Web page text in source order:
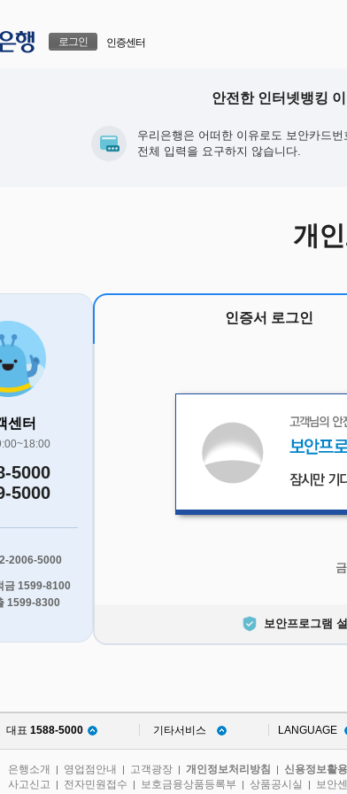
로그인 인증센터
안전한 인터넷뱅킹
우리은행은 어떠한 이유로도 보안카드번
전체 입력을 요구하지 않습니다.
개
센터
5000
5000
2006-5000
금 1599-8100
1599-8300
인증서 로그인
우리WON인증서
보안프로그램
대표 1588-5000 기타서비스 LANGUAGE
은행소개 | 영업점안내 | 고객광장 | 개인정보처리방침 | 신용정보활용
사고신고 | 전자민원접수 | 보호금융상품등록부 | 상품공시실 | 보안